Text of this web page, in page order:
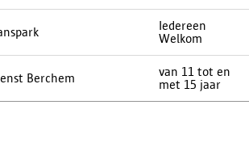
Iedereen
Welkom
Berchem
van 11 tot en
met 15 jaar